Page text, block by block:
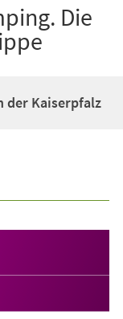
Die
der Kaiserpfalz